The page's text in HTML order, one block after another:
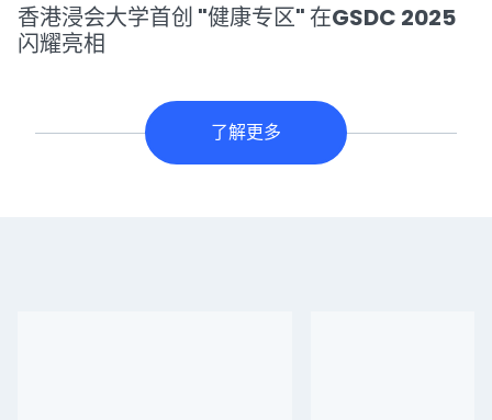
香港浸会大学首创 "健康专区" 在GSDC 2025
闪耀亮相
了解更多